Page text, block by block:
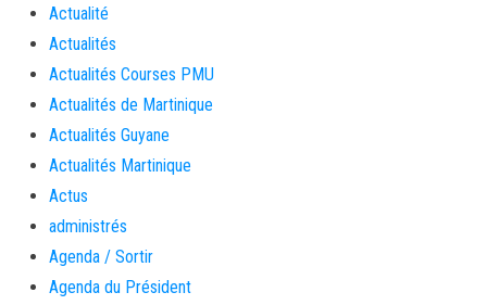
Actualité
Actualités
Actualités Courses PMU
Actualités de Martinique
Actualités Guyane
Actualités Martinique
Actus
administrés
Agenda / Sortir
Agenda du Président